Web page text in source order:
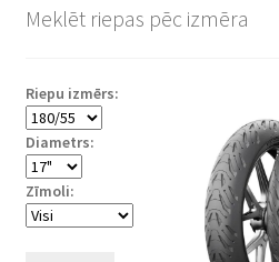
Meklēt riepas pēc izmēra
Riepu izmērs:
Diametrs:
Zīmoli: